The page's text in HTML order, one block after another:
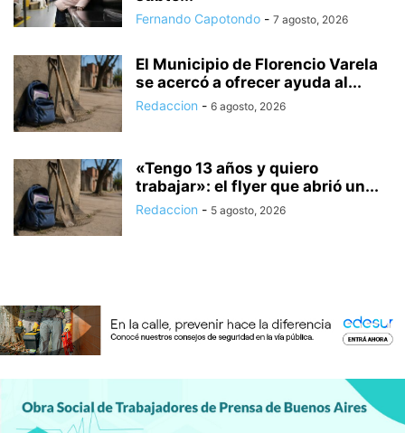
Fernando Capotondo - 7 agosto, 2026
El Municipio de Florencio Varela
se acercó a ofrecer ayuda al...
Redaccion - 6 agosto, 2026
«Tengo 13 años y quiero
trabajar»: el flyer que abrió un...
Redaccion - 5 agosto, 2026